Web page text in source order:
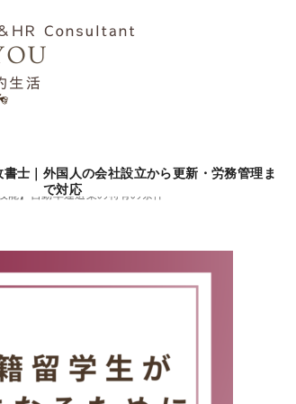
士｜外国人の会社設立から更新・労務管理ま
で対応
能】自動車運送業の特有の条件